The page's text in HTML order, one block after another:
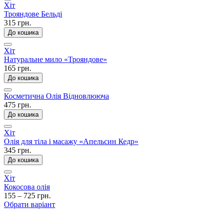
Хіт
Трояндове Бельді
315 грн.
До кошика
Хіт
Натуральне мило «Трояндове»
165 грн.
До кошика
Косметична Олія Відновлююча
475 грн.
До кошика
Хіт
Олія для тіла і масажу «Апельсин Кедр»
345 грн.
До кошика
Хіт
Кокосова олія
155 – 725 грн.
Обрати варіант